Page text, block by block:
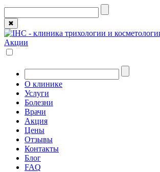
✖
Акции
О клинике
Услуги
Болезни
Врачи
Акция
Цены
Отзывы
Контакты
Блог
FAQ